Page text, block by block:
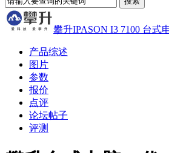
攀升IPASON I3 7100 台式
产品综述
图片
参数
报价
点评
论坛帖子
评测